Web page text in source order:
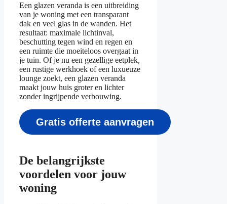
Een glazen veranda is een uitbreiding
van je woning met een transparant
dak en veel glas in de wanden. Het
resultaat: maximale lichtinval,
beschutting tegen wind en regen en
een ruimte die moeiteloos overgaat in
je tuin. Of je nu een gezellige eetplek,
een rustige werkhoek of een luxueuze
lounge zoekt, een glazen veranda
maakt jouw huis groter en lichter
zonder ingrijpende verbouwing.
Gratis offerte aanvragen
De belangrijkste
voordelen voor jouw
woning